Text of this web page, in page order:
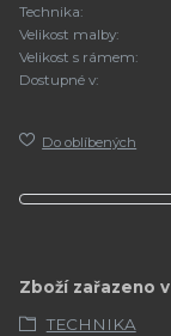
Technika:
Velikost malby:
Velikost s rámem:
Dostupné v:
Do oblíbených
Zboží zařazeno
TECHNIKA